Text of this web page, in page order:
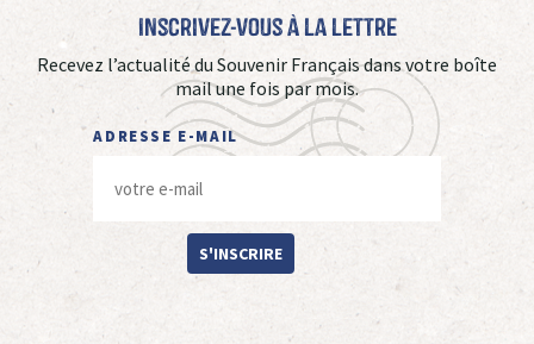
Inscrivez-vous à La Lettre
Recevez l’actualité du Souvenir Français dans votre boîte
mail une fois par mois.
ADRESSE E-MAIL
S'INSCRIRE